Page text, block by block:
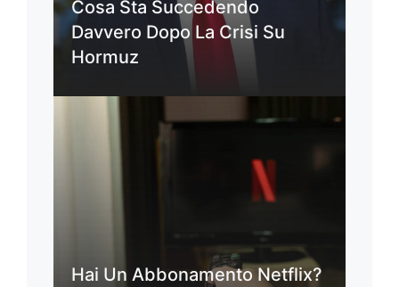
Cosa Sta Succedendo
Davvero Dopo La Crisi Su
Hormuz
Hai Un Abbonamento Netflix?